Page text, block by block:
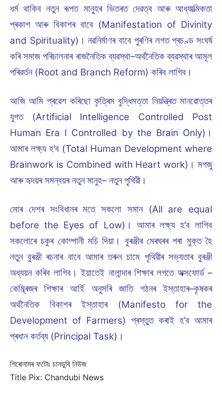
ধৰ্ম থাকিব নতুন ৰূপত মানুহৰ ভিতৰত দেৱত্ব আৰু আধ্যাত্মিকতা
প্ৰকাশ আৰু বিকাশৰ বাবে (Manifestation of Divinity
and Spirituality)। নৱনিৰ্মাণৰ বাবে পুৰণিৰ লগত প্ৰচণ্ড সংঘৰ্ষ
কৰি সমাজ পৰিচালনাৰ ৰাজনৈতিক ব্যৱস্থা–অৰ্থনৈতিক ব্যৱস্থাৰ আমূল
পৰিৱৰ্তন (Root and Branch Reform) কৰিব লাগিব।
আজি আমি প্ৰৱেশ কৰিছো কৃত্ৰিম বুদ্ধিমত্তা নিয়ন্ত্ৰিত মানৱোত্তৰ
যুগত (Artificial Intelligence Controlled Post
Human Era I Controlled by the Brain Only)।
আমাৰ লক্ষ্য হ’ব (Total Human Development where
Brainwork is Combined with Heart work)। মগজু
আৰু হৃদয়ৰ সমন্বয়ৰ নতুন মানুহ– নতুন পৃ্থিৱী।
মোৰ দেশৰ সংবিধানৰ মতে সকলো সমান (All are equal
before the Eyes of Low)। আমাৰ লক্ষ্য হ’ব লাগিব
সকলোৰে চকুৰ কোম্পানী মচি দিয়া। বুৰঞ্জীৰ মেৰঘৰৰ পৰা মুক্ত হৈ
নতুন বুৰঞ্জী ৰচনাৰ বাবে আমাৰ তৰুন চামে পৃথিৱীৰ সভ্যতাৰ বুৰঞ্জী
অধ্যয়ন কৰিব লাগিব। ইয়াতেই নালান্দাৰ শিক্ষাৰ লগতে অক্সফোৰ্ড –
কেম্ব্ৰিজৰ শিক্ষাৰ আৰ্হি অনুসৰি জাতি গঠনৰ ইস্তাহাৰ–কৃষকৰ
অৰ্থনৈতিক বিকাশৰ ইস্তাহাৰ (Manifesto for the
Development of Farmers) প্ৰস্তুত কৰাই হ’ব আমাৰ
প্ৰধান কৰ্তব্য (Principal Task)।
শিৰোনামৰ ফটোঃ চানডুবি নিউজ
Title Pix: Chandubi News